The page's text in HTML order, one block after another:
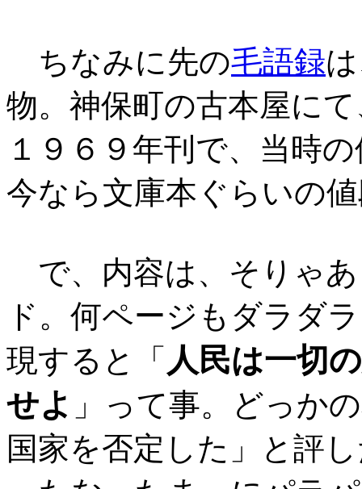
ちなみに先の毛語録
物。神保町の古本屋に
１９６９年刊で、当時
今なら文庫本ぐらいの
で、内容は、そりゃ
ド。何ページもダラダ
現すると「 人民は一切
せよ 」って事。どっか
国家を否定した」と評